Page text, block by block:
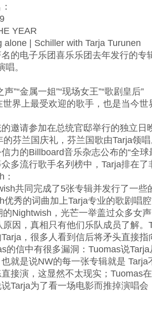
YEAR
alone | Schiller with Tarja Turunen
的电子乐团喜乐乐团去年发行的专
。
”“金属一姐”“现场女王”“歌剧皇后”
世界上最受欢迎的歌手，也是当今
邀请参加在总统官邸举行的独立日
的芬兰国庆礼，芬兰国歌由Tarja领
力的Billboard音乐杂志公布的“全
多流行歌手名列榜中，Tarja排在
共同完成了5张专辑并发行了一些
优秀的词曲加上Tarja专业的歌剧唱
的Nightwish，光芒一举盖过众多女
原因，真相只有他们乐队成员了解
，很多人看到信后将矛头直接
的信中有很多漏洞：Tuomas说
就是说NW的每一张专辑就是
接演，这显然不太现实；Tuomas
Tarja为了看一场电影而推掉演唱